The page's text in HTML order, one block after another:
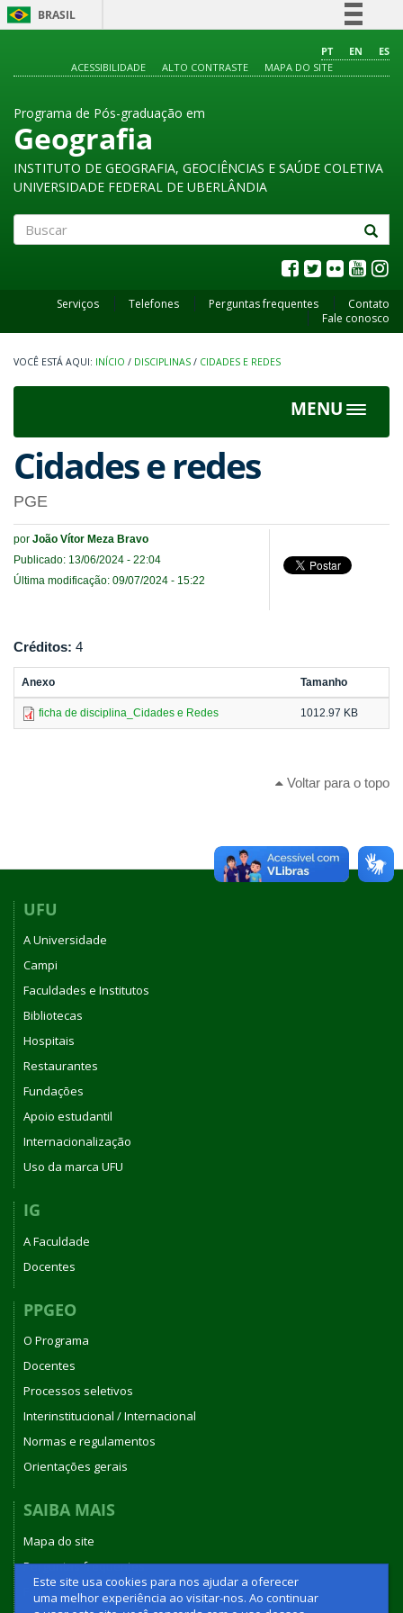
BRASIL
Comunica BR
Este site usa cookies para nos ajudar a oferecer
uma melhor experiência ao visitar-nos. Ao continuar
PT EN
ES
ACESSIBILIDADE
ALTO CONTRASTE MAPA DO SITE
Programa de Pós-graduação em
Geografia
INSTITUTO DE GEOGRAFIA, GEOCIÊNCIAS E SAÚDE COLETIVA
UNIVERSIDADE FEDERAL DE UBERLÂNDIA
Serviços Telefones Perguntas frequentes
Contato
Fale conosco
INÍCIO / DISCIPLINAS / CIDADES E REDES
MENU
Toggle
Cidades e redes
PGE
por João Vítor Meza Bravo
Publicado: 13/06/2024 - 22:04
Última modificação: 09/07/2024 - 15:22
Créditos: 4
Anexo Tamanho
ficha de disciplina_Cidades e Redes 1012.97 KB
Voltar para o topo
UFU
A Universidade
Campi
Faculdades e Institutos
Bibliotecas
Hospitais
Restaurantes
Fundações
Apoio estudantil
Internacionalização
Uso da marca UFU
IG
A Faculdade
Docentes
PPGEO
O Programa
Docentes
Processos seletivos
Interinstitucional / Internacional
Normas e regulamentos
Orientações gerais
SAIBA MAIS
Mapa do site
Perguntas frequentes
Fale conosco